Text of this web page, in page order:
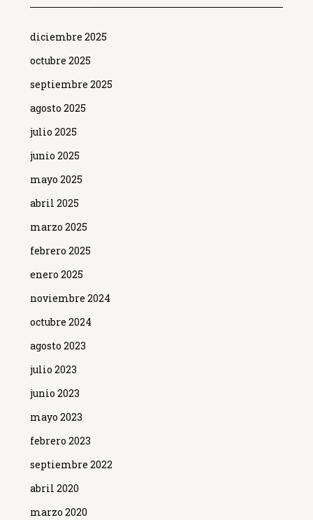
diciembre 2025
octubre 2025
septiembre 2025
agosto 2025
julio 2025
junio 2025
mayo 2025
abril 2025
marzo 2025
febrero 2025
enero 2025
noviembre 2024
octubre 2024
agosto 2023
julio 2023
junio 2023
mayo 2023
febrero 2023
septiembre 2022
abril 2020
marzo 2020